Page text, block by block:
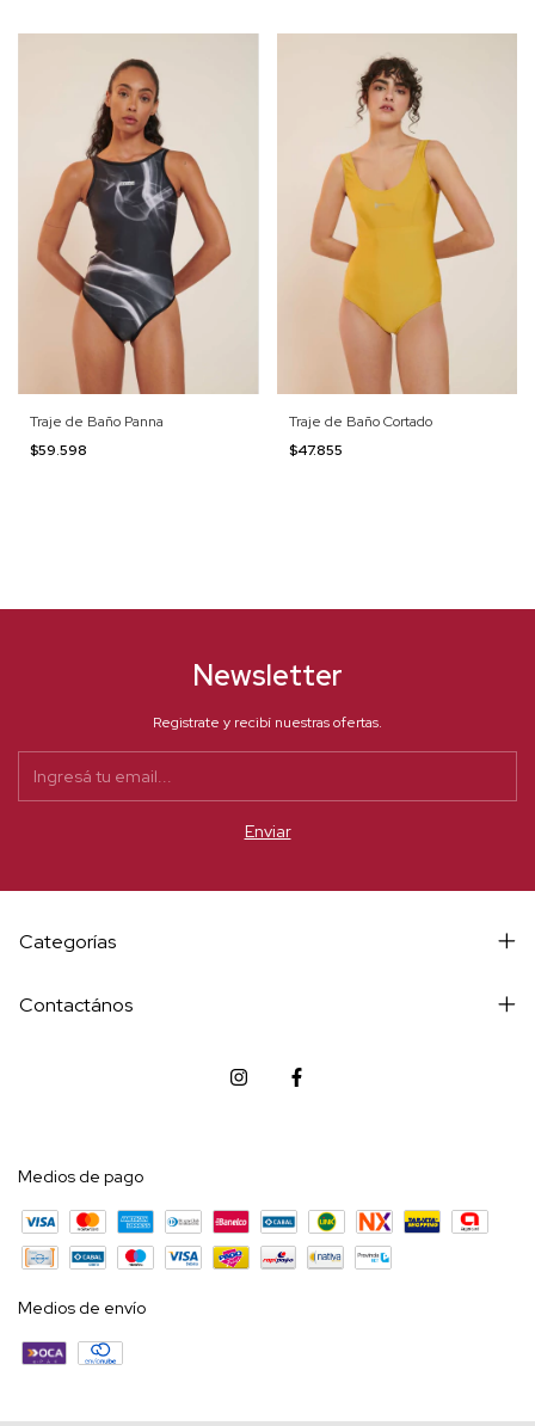
Traje de Baño Panna
$59.598
Traje de Baño Cortado
$47.855
Newsletter
Registrate y recibí nuestras ofertas.
Categorías
Contactános
Medios de pago
Medios de envío